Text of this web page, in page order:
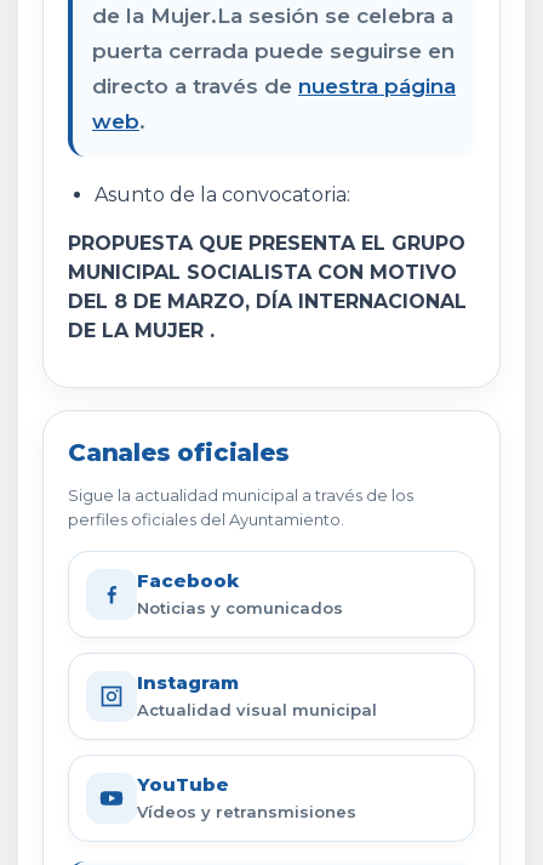
de la Mujer.La sesión se celebra a
puerta cerrada puede seguirse en
directo a través de nuestra página
web.
Asunto de la convocatoria:
PROPUESTA QUE PRESENTA EL GRUPO
MUNICIPAL SOCIALISTA CON MOTIVO
DEL 8 DE MARZO, DÍA INTERNACIONAL
DE LA MUJER .
Canales oficiales
Sigue la actualidad municipal a través de los
perfiles oficiales del Ayuntamiento.
Facebook
Noticias y comunicados
Instagram
Actualidad visual municipal
YouTube
Vídeos y retransmisiones